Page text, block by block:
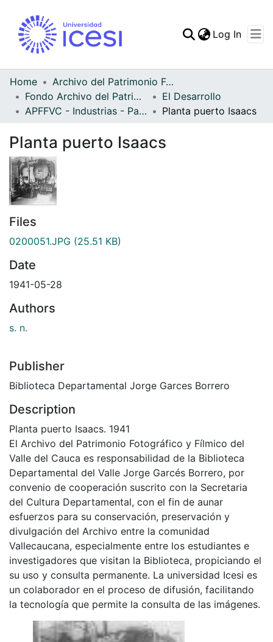
Statistics
Log In
Home
Archivo del Patrimonio Fotográfico y Fílmico del Valle del Cauca
Fondo Archivo del Patrimonio Fotográfico y Fílmico del Valle del Cauca
El Desarrollo
APFFVC - Industrias - Patrimonial
Planta puerto Isaacs
Planta puerto Isaacs
Files
0200051.JPG (25.51 KB)
Date
1941-05-28
Authors
s. n.
Publisher
Biblioteca Departamental Jorge Garces Borrero
Description
Planta puerto Isaacs. 1941
El Archivo del Patrimonio Fotográfico y Fílmico del
Valle del Cauca es responsabilidad de la Biblioteca
Departamental del Valle Jorge Garcés Borrero, por
convenio de cooperación suscrito con la Secretaria
del Cultura Departamental, con el fin de aunar
esfuerzos para su conservación, preservación y
divulgación del Archivo entre la comunidad
Vallecaucana, especialmente entre los estudiantes e
investigadores que visitan la Biblioteca, propiciando el
su uso y consulta permanente. La universidad Icesi es
un colaborador en el proceso de difusión, facilitando
la tecnología que permite la consulta de las imágenes.